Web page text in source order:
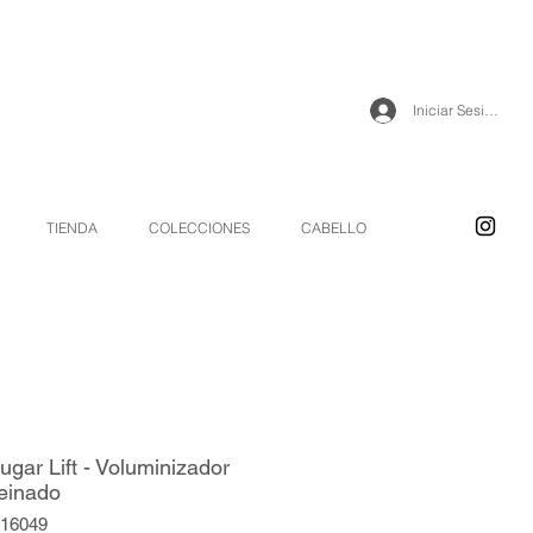
Iniciar Sesión
TIENDA COLECCIONES CABELLO
Lift - Voluminizador